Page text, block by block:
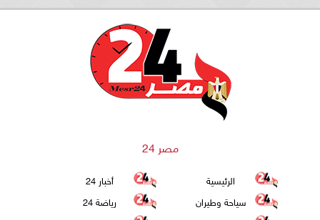
مصر 24
الرئيسية
أخبار 24
سياحة وطيران
رياضة 24